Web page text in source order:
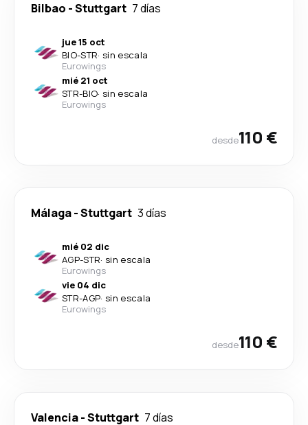
Bilbao -Stuttgart 7 días
jue 15 oct
BIO-STR· sin escala
Eurowings
mié 21 oct
STR-BIO· sin escala
Eurowings
desde110 €
Málaga-Stuttgart 3 días
mié 02 dic
AGP-STR· sin escala
Eurowings
vie 04 dic
STR-AGP· sin escala
Eurowings
desde110 €
Valencia-Stuttgart 7 días